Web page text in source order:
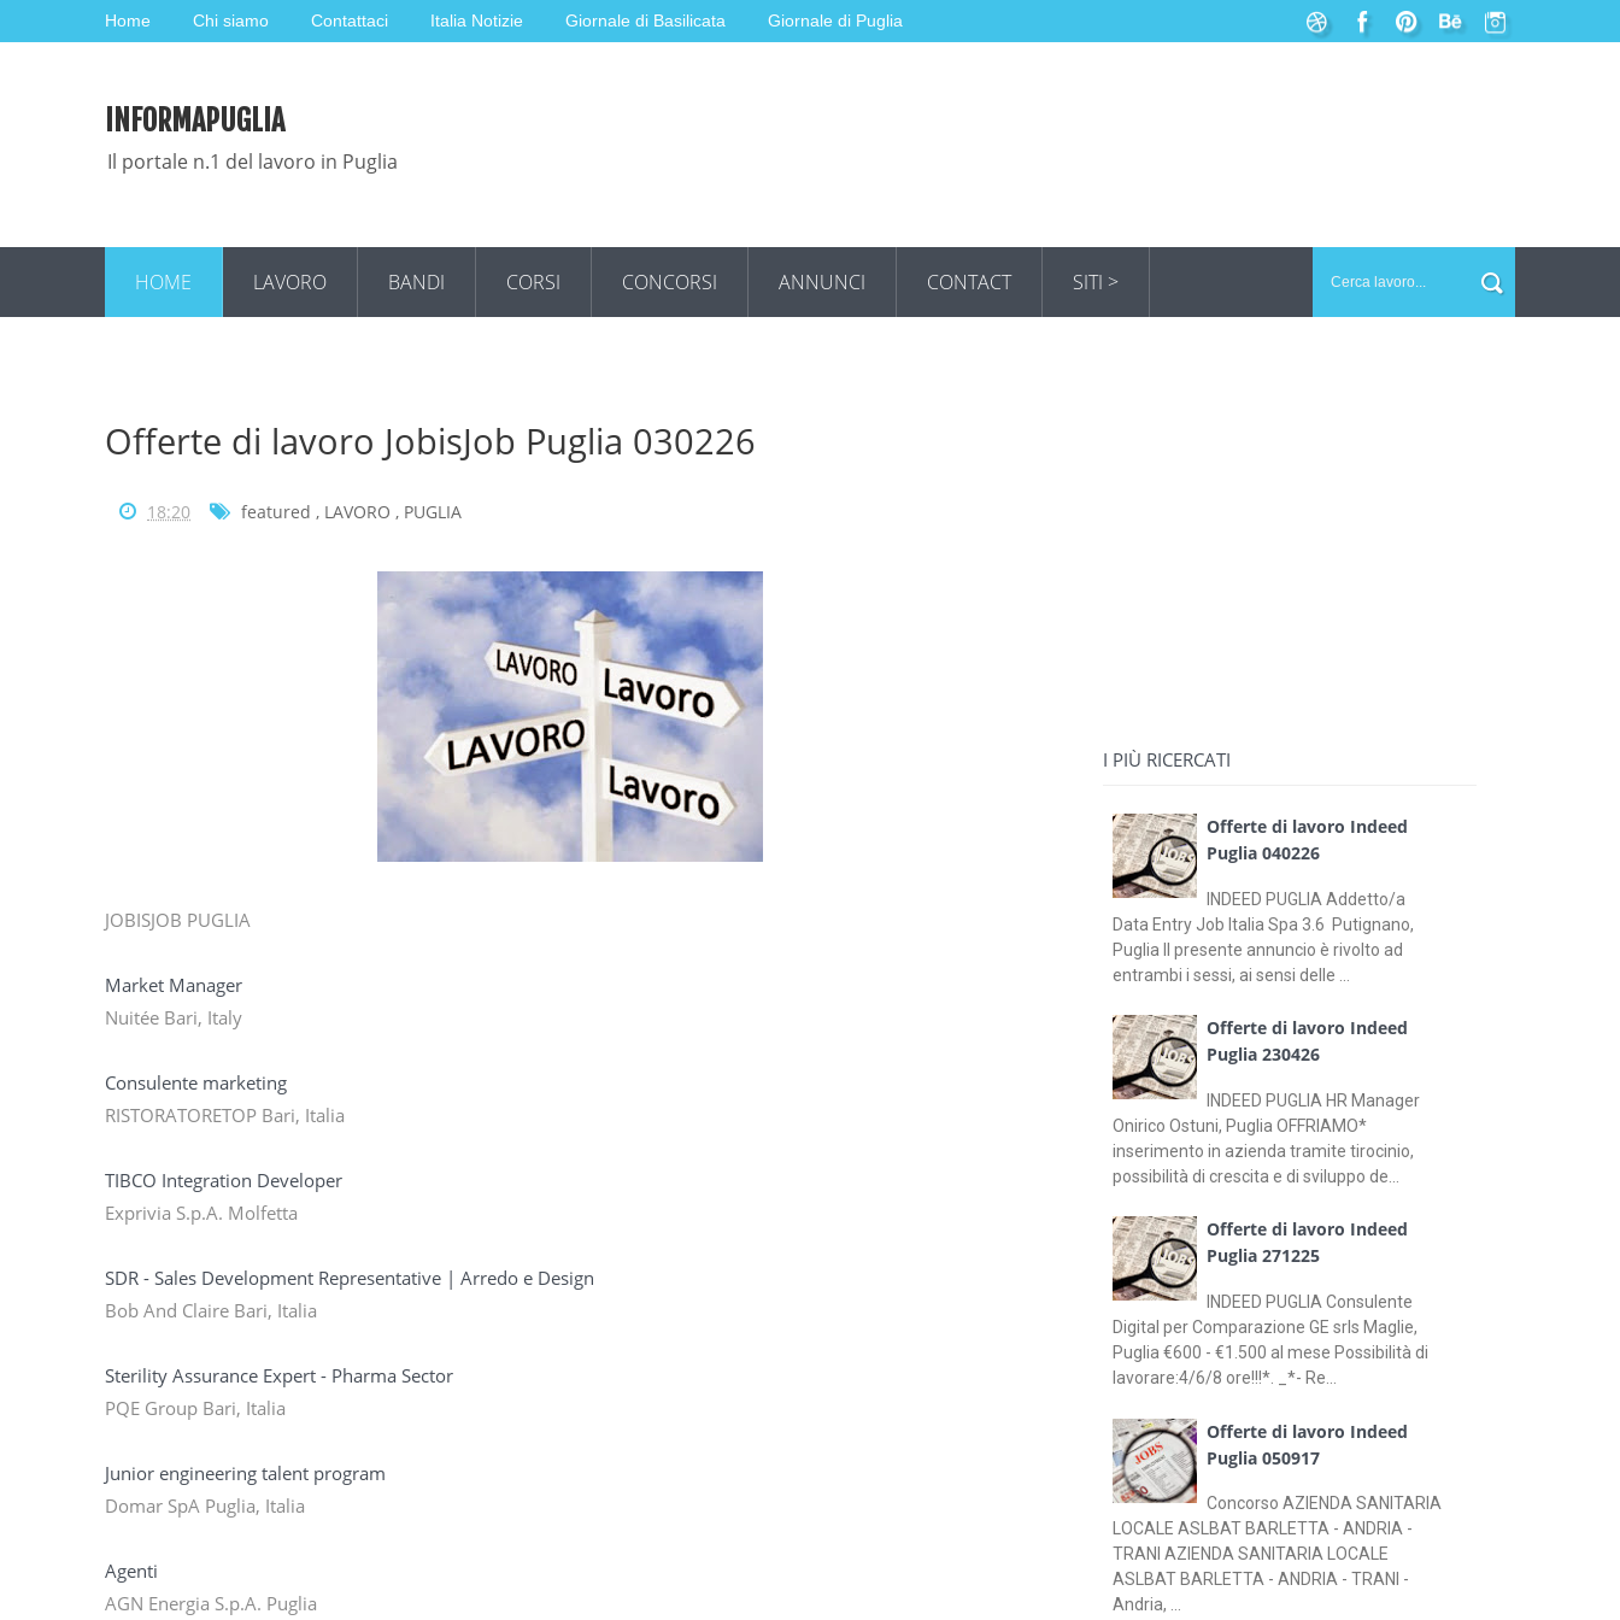
Home Chi siamo Contattaci Italia Notizie Giornale di Basilicata Giornale di Puglia
INFORMAPUGLIA
Il portale n.1 del lavoro in Puglia
HOME LAVORO BANDI CORSI CONCORSI ANNUNCI CONTACT SITI >
Offerte di lavoro JobisJob Puglia 030226
18:20 featured , LAVORO , PUGLIA
JOBISJOB PUGLIA
Market Manager
Nuitée Bari, Italy
Consulente marketing
RISTORATORETOP Bari, Italia
TIBCO Integration Developer
Exprivia S.p.A. Molfetta
SDR - Sales Development Representative | Arredo e Design
Bob And Claire Bari, Italia
Sterility Assurance Expert - Pharma Sector
PQE Group Bari, Italia
Junior engineering talent program
Domar SpA Puglia, Italia
Agenti
AGN Energia S.p.A. Puglia
I PIÙ RICERCATI
Offerte di lavoro Indeed
Puglia 040226
INDEED PUGLIA Addetto/a
Data Entry Job Italia Spa 3.6 Putignano,
Puglia Il presente annuncio è rivolto ad
entrambi i sessi, ai sensi delle ...
Offerte di lavoro Indeed
Puglia 230426
INDEED PUGLIA HR Manager
Onirico Ostuni, Puglia OFFRIAMO*
inserimento in azienda tramite tirocinio,
possibilità di crescita e di sviluppo de...
Offerte di lavoro Indeed
Puglia 271225
INDEED PUGLIA Consulente
Digital per Comparazione GE srls Maglie,
Puglia €600 - €1.500 al mese Possibilità di
lavorare:4/6/8 ore!!!*. _*- Re...
Offerte di lavoro Indeed
Puglia 050917
Concorso AZIENDA SANITARIA
LOCALE ASLBAT BARLETTA - ANDRIA -
TRANI AZIENDA SANITARIA LOCALE
ASLBAT BARLETTA - ANDRIA - TRANI -
Andria, ...